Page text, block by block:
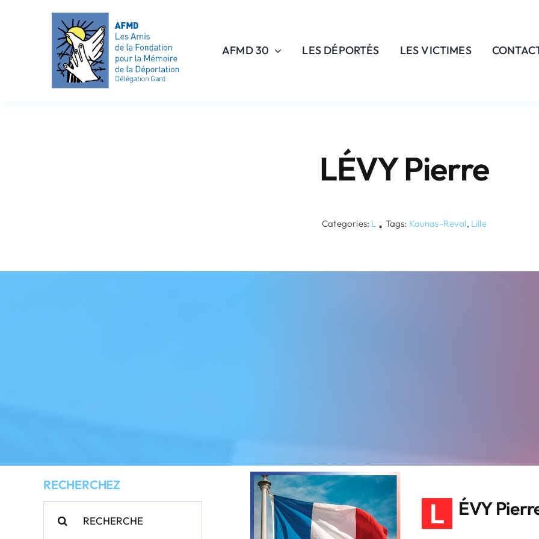
AFMD 30 LES DÉPORTÉS LES VICTIMES
LÉVY Pierre
Categories: L ▪ Tags: Kaunas-Reval, Lille
RECHERCHEZ
L ÉVY